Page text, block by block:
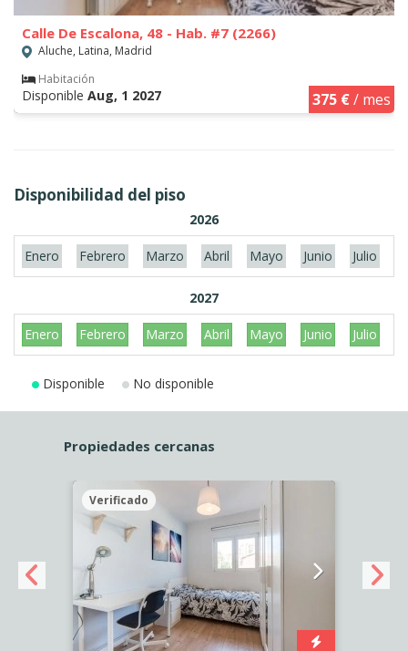
Calle De Escalona, 48 - Hab. #7 (2266)
Aluche, Latina, Madrid
Habitación
Disponible Aug, 1 2027 375 €/ mes
Disponibilidad del piso
2026
Enero Febrero Marzo Abril Mayo Junio Julio
2027
Enero Febrero Marzo Abril Mayo Junio Julio
Disponible No disponible
Propiedades cercanas
Verificado